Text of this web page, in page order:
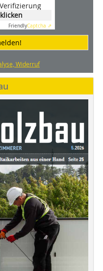
FriendlyCaptcha ⇗
Widerruf